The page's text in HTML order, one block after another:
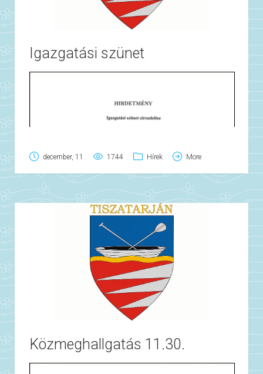
Igazgatási szünet
december, 11 1744 Hírek More
Közmeghallgatás 11.30.